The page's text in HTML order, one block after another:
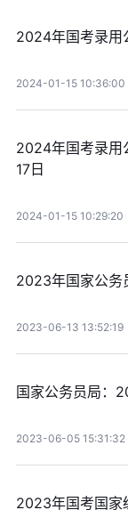
2024年国考录用
2024-01-15 10:36:00
2024年国考录用
17日
2024-01-15 10:29:20
2023年国家公务
2023-06-13 13:52:19
国家公务员局：
2023-06-05 15:31:32
2023年国考国家